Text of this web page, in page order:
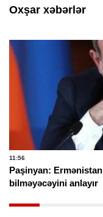
Oxşar xəbərlər
11:56
Paşinyan:
bilməyəcəyini anlayır